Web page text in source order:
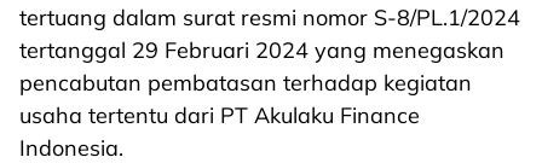
tertuang dalam surat resmi nomor S-8/PL.1/2024
tertanggal 29 Februari 2024 yang menegaskan
pencabutan pembatasan terhadap kegiatan
usaha tertentu dari PT Akulaku Finance
Indonesia.